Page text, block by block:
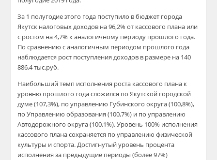
За 1 полугодие этого года поступило в бюджет города
Якутск налоговых доходов на 96,2% от кассового плана или
с ростом на 4,7% к аналогичному периоду прошлого года.
По сравнению с аналогичным периодом прошлого года
наблюдается рост поступления доходов в размере на 140
886,4тыс.руб.
Наибольший темп исполнения роста кассового плана к
уровню прошлого года сложился по Якутской городской
думе (107,3%), по управлению Губинского округа (100,8%),
по Управлению образования (100,7%) и по управлению
Автодорожного округа (100,1%). Уровень 100% исполнения
кассового плана сохраняется по управлению физической
культуры и спорта. Достигнутый уровень процента
исполнения за предыдущие периоды (более 97%)